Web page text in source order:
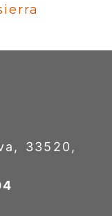
33520,